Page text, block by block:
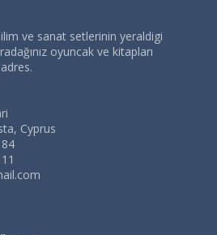
ve sanat setlerinin yeraldigi
oyuncak ve kitapları
Cyprus